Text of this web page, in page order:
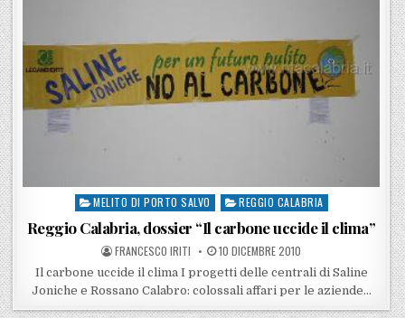
Posted in
MELITO DI PORTO SALVO REGGIO CALABRIA
Reggio Calabria, dossier “Il carbone uccide il clima”
POSTED BY
FRANCESCO IRITI POSTED ON
10 DICEMBRE 2010
Il carbone uccide il clima I progetti delle centrali di Saline
Joniche e Rossano Calabro: colossali affari per le aziende…